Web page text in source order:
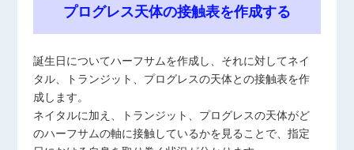
プログレス天体の接触表を作成する
誕生日についてハーフサムを作成し、それに対してネイ
タル、トランジット、プログレスの天体との接触表を作
成します。
ネイタルに加え、トランジット、プログレスの天体がど
のハーフサムの軸に接触しているかを見ることで、指定